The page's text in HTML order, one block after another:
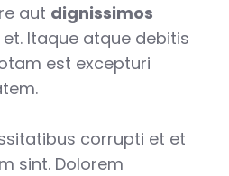
aut dignissimos
Itaque atque debitis
est excepturi
corrupti et et
sint. Dolorem